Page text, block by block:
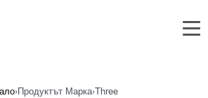
›Продуктът Марка›Three